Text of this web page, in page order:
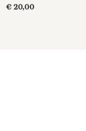
€ 20,00